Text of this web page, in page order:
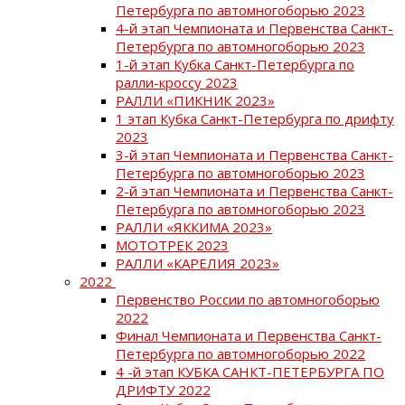
Петербурга по автомногоборью 2023
4-й этап Чемпионата и Первенства Санкт-
Петербурга по автомногоборью 2023
1-й этап Кубка Санкт-Петербурга по
ралли-кроссу 2023
РАЛЛИ «ПИКНИК 2023»
1 этап Кубка Санкт-Петербурга по дрифту
2023
3-й этап Чемпионата и Первенства Санкт-
Петербурга по автомногоборью 2023
2-й этап Чемпионата и Первенства Санкт-
Петербурга по автомногоборью 2023
РАЛЛИ «ЯККИМА 2023»
МОТОТРЕК 2023
РАЛЛИ «КАРЕЛИЯ 2023»
2022
Первенство России по автомногоборью
2022
Финал Чемпионата и Первенства Санкт-
Петербурга по автомногоборью 2022
4 -й этап КУБКА САНКТ-ПЕТЕРБУРГА ПО
ДРИФТУ 2022